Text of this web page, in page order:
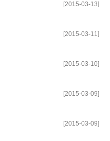
[2015-03-13]
[2015-03-11]
[2015-03-10]
[2015-03-09]
[2015-03-09]